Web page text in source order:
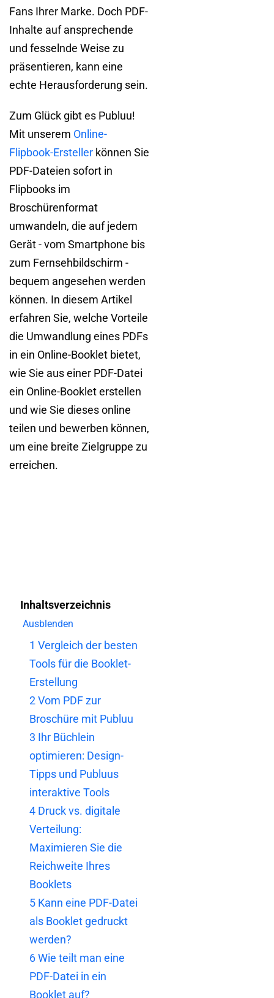
Fans Ihrer Marke. Doch PDF-
Inhalte auf ansprechende
und fesselnde Weise zu
präsentieren, kann eine
echte Herausforderung sein.
Zum Glück gibt es Publuu!
Mit unserem Online-
Flipbook-Ersteller können Sie
PDF-Dateien sofort in
Flipbooks im
Broschürenformat
umwandeln, die auf jedem
Gerät - vom Smartphone bis
zum Fernsehbildschirm -
bequem angesehen werden
können. In diesem Artikel
erfahren Sie, welche Vorteile
die Umwandlung eines PDFs
in ein Online-Booklet bietet,
wie Sie aus einer PDF-Datei
ein Online-Booklet erstellen
und wie Sie dieses online
teilen und bewerben können,
um eine breite Zielgruppe zu
erreichen.
Inhaltsverzeichnis
Ausblenden
1 Vergleich der besten
Tools für die Booklet-
Erstellung
2Vom PDF zur
Broschüre mit Publuu
3 Ihr Büchlein
optimieren: Design-
Tipps und Publuus
interaktive Tools
4 Druck vs. digitale
Verteilung:
Maximieren Sie die
Reichweite Ihres
Booklets
5 Kann eine PDF-Datei
als Booklet gedruckt
werden?
6Wie teilt man eine
PDF-Datei in ein
Booklet auf?